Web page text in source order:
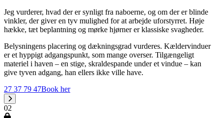
Jeg vurderer, hvad der er synligt fra naboerne, og om der er blinde
vinkler, der giver en tyv mulighed for at arbejde uforstyrret. Høje
hække, tæt beplantning og mørke hjørner er klassiske svagheder.
Belysningens placering og dækningsgrad vurderes. Kældervinduer
er et hyppigt adgangspunkt, som mange overser. Tilgængeligt
materiel i haven – en stige, skraldespande under et vindue – kan
give tyven adgang, han ellers ikke ville have.
27 37 79 47Book her
02